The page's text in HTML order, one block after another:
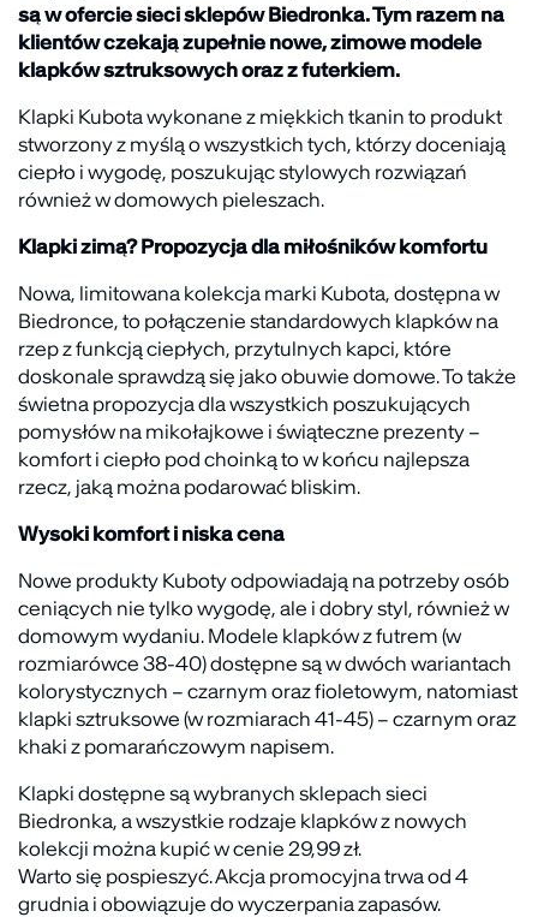
są w ofercie sieci sklepów Biedronka. Tym razem na
klientów czekają zupełnie nowe, zimowe modele
klapków sztruksowych oraz z futerkiem.
Klapki Kubota wykonane z miękkich tkanin to produkt
stworzony z myślą o wszystkich tych, którzy doceniają
ciepło i wygodę, poszukując stylowych rozwiązań
również w domowych pieleszach.
Klapki zimą? Propozycja dla miłośników komfortu
Nowa, limitowana kolekcja marki Kubota, dostępna w
Biedronce, to połączenie standardowych klapków na
rzep z funkcją ciepłych, przytulnych kapci, które
doskonale sprawdzą się jako obuwie domowe. To także
świetna propozycja dla wszystkich poszukujących
pomysłów na mikołajkowe i świąteczne prezenty –
komfort i ciepło pod choinką to w końcu najlepsza
rzecz, jaką można podarować bliskim.
Wysoki komfort i niska cena
Nowe produkty Kuboty odpowiadają na potrzeby osób
ceniących nie tylko wygodę, ale i dobry styl, również w
domowym wydaniu. Modele klapków z futrem (w
rozmiarówce 38-40) dostępne są w dwóch wariantach
kolorystycznych – czarnym oraz fioletowym, natomiast
klapki sztruksowe (w rozmiarach 41-45) – czarnym oraz
khaki z pomarańczowym napisem.
Klapki dostępne są wybranych sklepach sieci
Biedronka, a wszystkie rodzaje klapków z nowych
kolekcji można kupić w cenie 29,99 zł.
Warto się pospieszyć. Akcja promocyjna trwa od 4
grudnia i obowiązuje do wyczerpania zapasów.